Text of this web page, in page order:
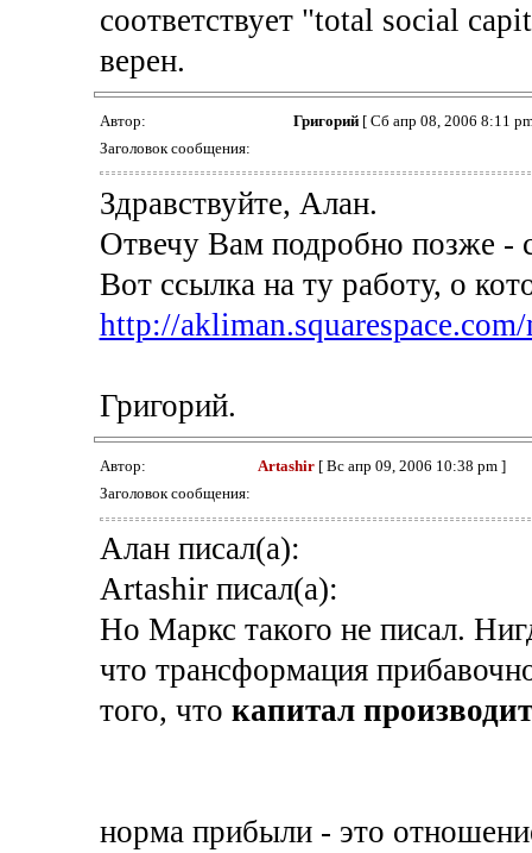
соответствует "total social
верен.
Автор: Григорий[ Сб апр 08, 2006 8:11
Заголовок сообщения:
Здравствуйте, Алан.
Отвечу Вам подробно позже -
Вот ссылка на ту работу, о
http://
Григорий.
Автор: Artashir[ Вс апр 09, 2006 10:38 pm ]
Заголовок сообщения:
Алан писал(а):
Artashir писал(а):
Но Маркс такого не писал.
что трансформация
того, что капитал
норма прибыли - это